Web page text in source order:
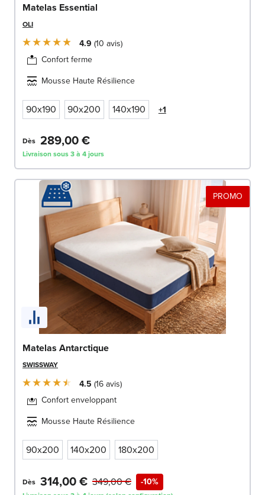
Matelas Essential
OLI
4.9 10 avis
Confort ferme
Mousse Haute Résilience
90x190 90x200 140x190 +1
Dès 289,00 €
Livraison sous 3 à 4 jours
PROMO
Matelas Antarctique
SWISSWAY
4.5 16avis
Confort enveloppant
Mousse Haute Résilience
90x200 140x200 180x200
Dès 314,00 € -10%
349,00 €